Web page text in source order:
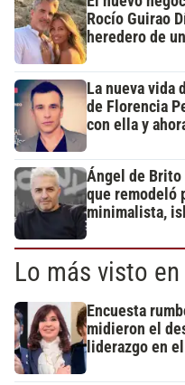
Rocío Guirao
heredero de
La nueva vida
de Florencia
con ella y
Ángel de Brito
que remodeló
minimalista,
Lo más visto
Encuesta
midieron el
liderazgo en